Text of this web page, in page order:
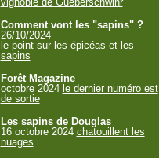
Comment vont les "sapins" ?
26/10/2024
le point sur les épicéas et les
sapins
Forêt Magazine
octobre 2024 le dernier numéro est
de sortie
Les sapins de Douglas
16 octobre 2024 chatouillent les
nuages